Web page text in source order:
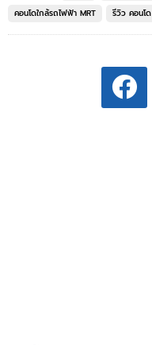
คอนโดใกล้รถไฟฟ้า MRT
รีวิว คอนโด